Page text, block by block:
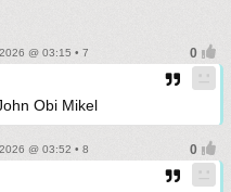
@ 03:15 • 7
Obi Mikel
@ 03:52 • 8